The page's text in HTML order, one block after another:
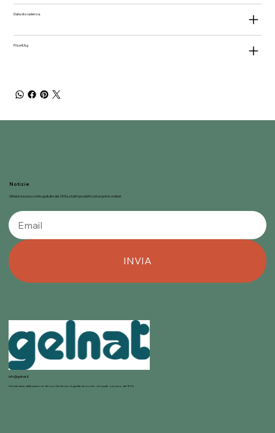
Data di scadenza.
Price €/kg
Notizie
Ottieni ora uno sconto gratuito del 20% su tutti i prodotti sul tuo primo ordine!
INVIA
info@gelnat.it
Gelnat nasce dalla passione dei suoi titolari per la gelateria, mondo nel quale operano dal 1950.